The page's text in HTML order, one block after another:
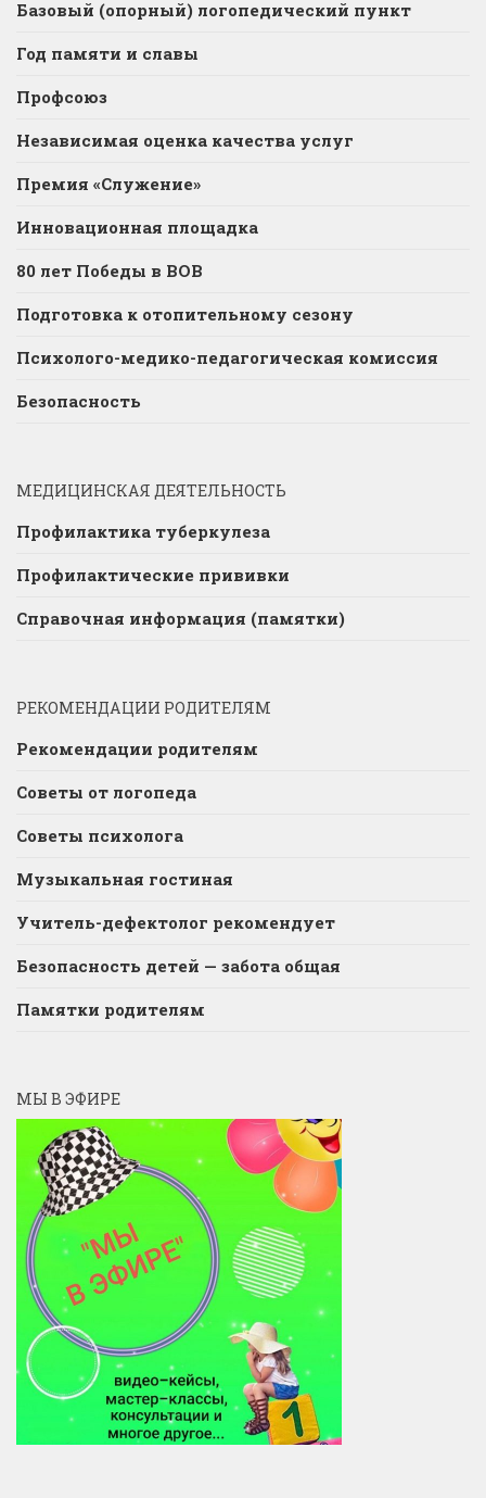
Базовый (опорный) логопедический пункт
Год памяти и славы
Профсоюз
Независимая оценка качества услуг
Премия «Служение»
Инновационная площадка
80 лет Победы в ВОВ
Подготовка к отопительному сезону
Психолого-медико-педагогическая комиссия
Безопасность
МЕДИЦИНСКАЯ ДЕЯТЕЛЬНОСТЬ
Профилактика туберкулеза
Профилактические прививки
Справочная информация (памятки)
РЕКОМЕНДАЦИИ РОДИТЕЛЯМ
Рекомендации родителям
Советы от логопеда
Советы психолога
Музыкальная гостиная
Учитель-дефектолог рекомендует
Безопасность детей — забота общая
Памятки родителям
МЫ В ЭФИРЕ